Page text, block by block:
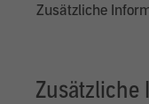
Zusätzliche
Zusätzliche